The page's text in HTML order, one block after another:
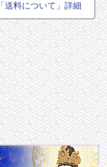
「送料について」詳細